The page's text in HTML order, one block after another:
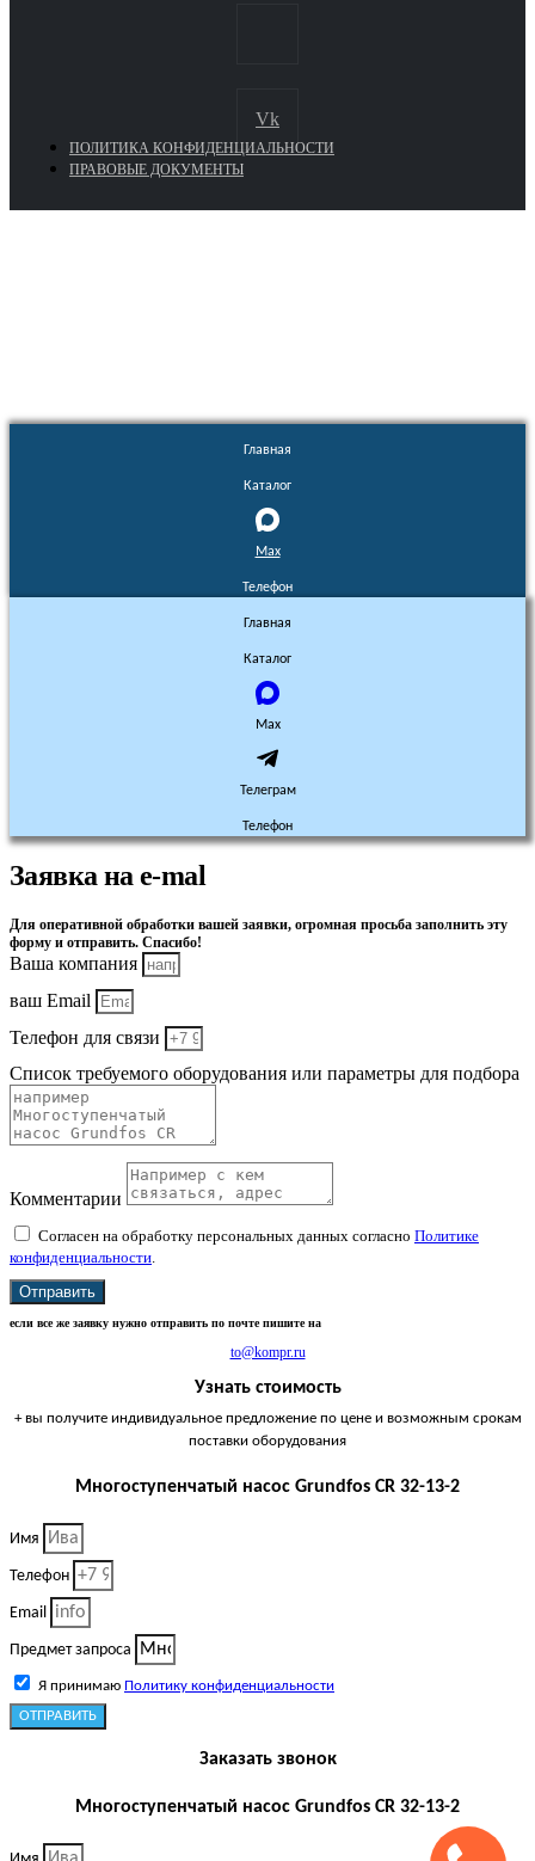
Vk
ПОЛИТИКА КОНФИДЕНЦИАЛЬНОСТИ
ПРАВОВЫЕ ДОКУМЕНТЫ
Главная
Каталог
Max
Телефон
Главная
Каталог
Max
Телеграм
Телефон
Заявка на e-mal
Для оперативной обработки вашей заявки, огромная просьба заполнить эту
форму и отправить. Спасибо!
Ваша компания
ваш Email
Телефон для связи
Список требуемого оборудования или параметры для подбора
Комментарии
Согласен на обработку персональных данных согласно Политике
конфиденциальности
Отправить
если все же заявку нужно отправить по почте пишите на
to@kompr.ru
Узнать стоимость
+ вы получите индивидуальное предложение по цене и возможным срокам
поставки оборудования
Многоступенчатый насос Grundfos CR 32-13-2
Имя
Телефон
Email
Предмет запроса
Я принимаю Политику конфиденциальности
ОТПРАВИТЬ
Заказать звонок
Многоступенчатый насос Grundfos CR 32-13-2